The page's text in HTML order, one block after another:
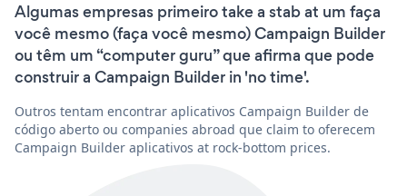
Algumas empresas primeiro take a stab at um faça
você mesmo (faça você mesmo) Campaign Builder
ou têm um “computer guru” que afirma que pode
construir a Campaign Builder in 'no time'.
Outros tentam encontrar aplicativos Campaign Builder de
código aberto ou companies abroad que claim to oferecem
Campaign Builder aplicativos at rock-bottom prices.